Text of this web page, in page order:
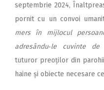
septembrie 2024,
pornit cu un convoi
mers în mijlocul
adresându‑le cuvinte de
tuturor preoților din
haine și obiecte necesare